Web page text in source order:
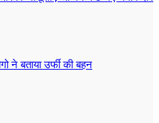
ने बताया उर्फी की बहन